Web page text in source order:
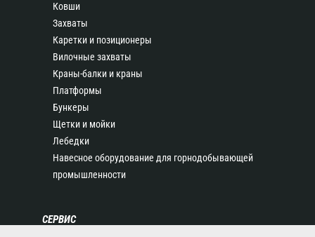
Ковши
Захваты
Каретки и позиционеры
Вилочные захваты
Краны-балки и краны
Платформы
Бункеры
Щетки и мойки
Лебедки
Навесное оборудование для горнодобывающей
промышленности
СЕРВИС